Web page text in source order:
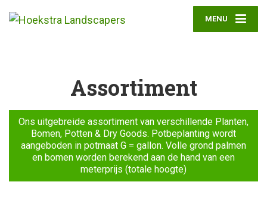
MENU
Assortiment
Ons uitgebreide assortiment van verschillende Planten,
Bomen, Potten & Dry Goods. Potbeplanting wordt
aangeboden in potmaat G = gallon. Volle grond palmen
en bomen worden berekend aan de hand van een
meterprijs (totale hoogte)